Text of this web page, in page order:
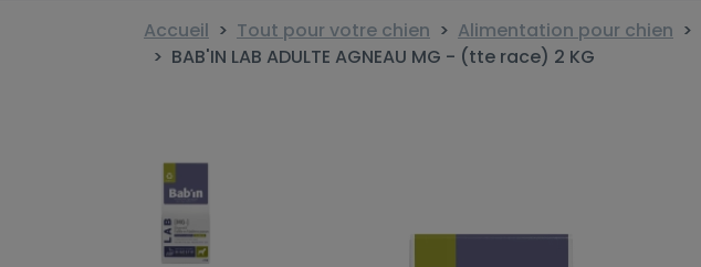
Accueil Tout pour votre chien Alimentation pour chien
BAB'IN LAB ADULTE AGNEAU MG - (tte race) 2 KG